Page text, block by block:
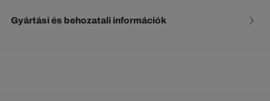
Gyártási és behozatali információk